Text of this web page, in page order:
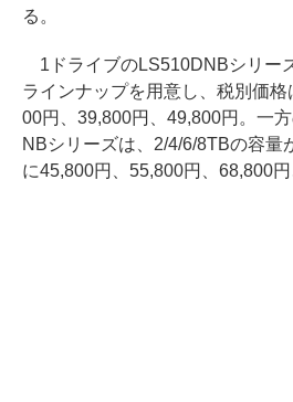
る。
1ドライブのLS510DNBシリー
ラインナップを用意し、税別価
00円、39,800円、49,800円。一
NBシリーズは、2/4/6/8TBの容量
に45,800円、55,800円、68,800円